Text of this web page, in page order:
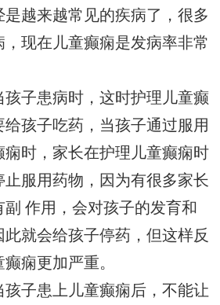
是越来越常见的疾病了，很多
，现在儿童癫痫是发病率非常
子患病时，这时护理儿童癫
孩子吃药，当孩子通过服用
时，家长在护理儿童癫痫时
止服用药物，因为有很多家长
作用，会对孩子的发育和
就会给孩子停药，但这样反
痫更加严重。
子患上儿童癫痫后，不能让